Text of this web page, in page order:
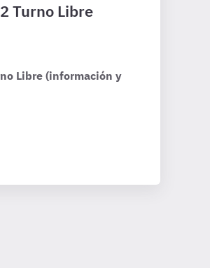
Turno Libre
Libre (información y